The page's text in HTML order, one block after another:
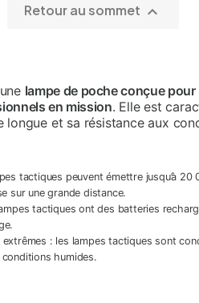
Retour au sommet 
lampe de poche conçue pour
en mission. Elle est
longue et sa résistance aux
tactiques peuvent émettre jusqu’à
sur une grande distance.
tactiques ont des batteries
extrêmes : les lampes tactiques sont
humides.